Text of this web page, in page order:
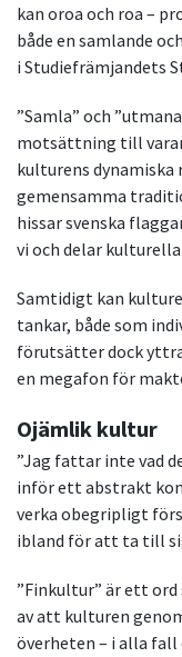
kan oroa och roa –
både en samlande
i Studiefrämjandets
”Samla” och
motsättning till
kulturens dynamiska
gemensamma
hissar svenska
vi och delar
Samtidigt kan
tankar, både som
förutsätter dock
en megafon för
Ojämlik kultur
”Jag fattar inte vad
inför ett abstrakt
verka obegripligt
ibland för att ta till
”Finkultur” är ett
av att kulturen
överheten – i alla